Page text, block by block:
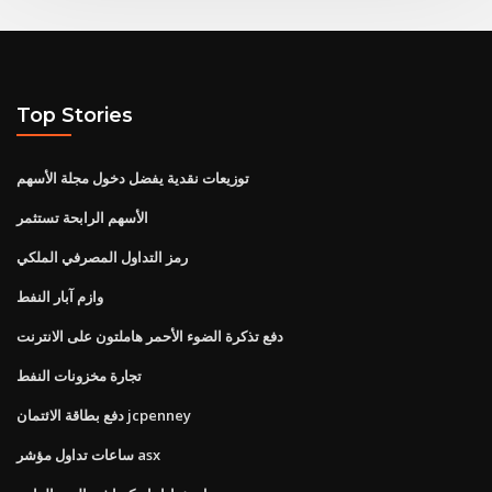
Top Stories
توزيعات نقدية يفضل دخول مجلة الأسهم
الأسهم الرابحة تستثمر
رمز التداول المصرفي الملكي
وازم آبار النفط
دفع تذكرة الضوء الأحمر هاملتون على الانترنت
تجارة مخزونات النفط
دفع بطاقة الائتمان jcpenney
ساعات تداول مؤشر asx